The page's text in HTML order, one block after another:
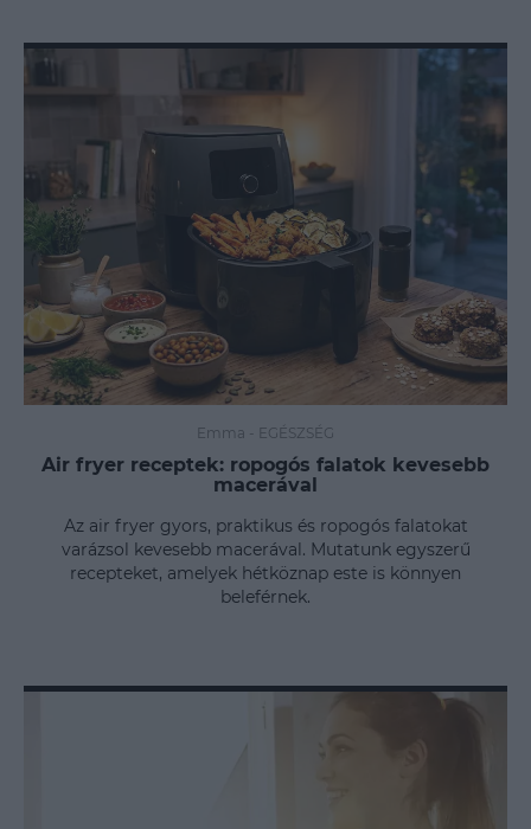
Emma - EGÉSZSÉG
Air fryer receptek: ropogós falatok kevesebb
macerával
Az air fryer gyors, praktikus és ropogós falatokat
varázsol kevesebb macerával. Mutatunk egyszerű
recepteket, amelyek hétköznap este is könnyen
beleférnek.